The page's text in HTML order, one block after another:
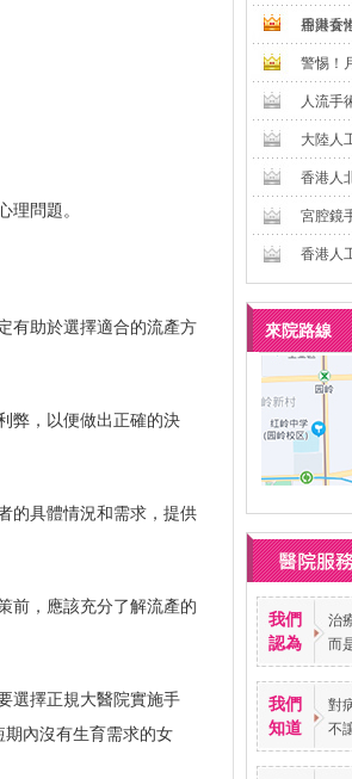
理問題。
有助於選擇適合的流產方
弊，以便做出正確的決
的具體情況和需求，提供
前，應該充分了解流產的
選擇正規大醫院實施手
內沒有生育需求的女
用與香
香港女
警惕！
人流手
大陸人
香港人
宮腔鏡
香港人
來院路線
我們
認為
治
而
我們
知道
對
不